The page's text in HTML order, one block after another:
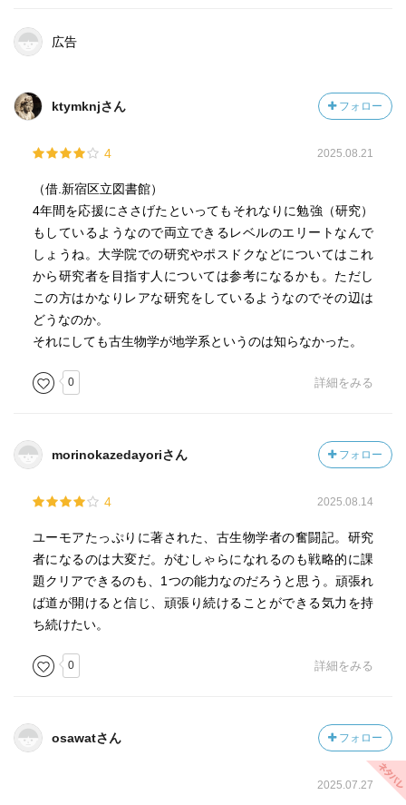
広告
ktymknjさん フォロー
4 2025.08.21
（借.新宿区立図書館）
4年間を応援にささげたといってもそれなりに勉強（研究）
もしているようなので両立できるレベルのエリートなんで
しょうね。大学院での研究やポスドクなどについてはこれ
から研究者を目指す人については参考になるかも。ただし
この方はかなりレアな研究をしているようなのでその辺は
どうなのか。
それにしても古生物学が地学系というのは知らなかった。
0 詳細をみる
morinokazedayoriさん フォロー
4 2025.08.14
ユーモアたっぷりに著された、古生物学者の奮闘記。研究
者になるのは大変だ。がむしゃらになれるのも戦略的に課
題クリアできるのも、1つの能力なのだろうと思う。頑張れ
ば道が開けると信じ、頑張り続けることができる気力を持
ち続けたい。
0 詳細をみる
osawatさん フォロー
2025.07.27